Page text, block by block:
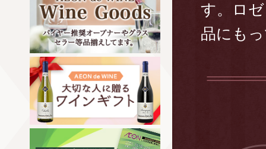
す。ロ
品にも